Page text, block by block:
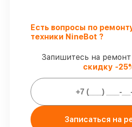
соблюдаем сроки
электросамоката
Сервис с гарантией–
восстановлению
официальной
Мы гарантируем:
Есть вопросы по
техники NineBot ?
Запишитесь на ремонт
скидку -
Записаться на